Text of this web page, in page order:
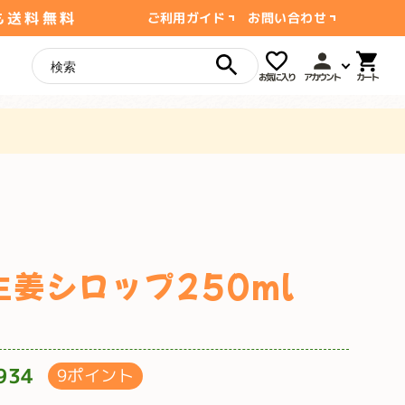
料無料 ご利用ガイド お問い合わせ
アカウント
お気に入り
姜シロップ250ml
9ポイント